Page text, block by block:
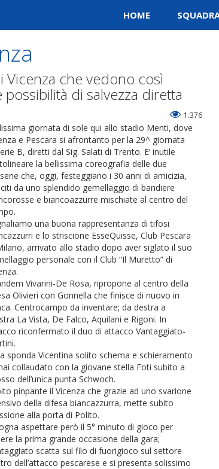
HOME
che vedono così
di salvezza diretta
1.376
giornata di sole qui allo stadio Menti, dove
e Pescara si afrontanto per la 29^ giornata
B, diretti dal Sig. Salati di Trento. E’ inutile
la bellissima coreografia delle due
che, oggi, festeggiano i 30 anni di amicizia,
da uno splendido gemellaggio di bandiere
e biancoazzurre mischiate al centro del
una buona rappresentanza di tifosi
e lo striscione EsseQuisse, Club Pescara
arrivato allo stadio dopo aver siglato il suo
personale con il Club “Il Muretto” di
Vivarini-De Rosa, ripropone al centro della
Olivieri con Gonnella che finisce di nuovo in
Centrocampo da inventare; da destra a
La Vista, De Falco, Aquilani e Rigoni. In
riconfermato il duo di attacco Vantaggiato-
sponda Vicentina solito schema e schieramento
collaudato con la giovane stella Foti subito a
dell’unica punta Schwoch.
pinpante il Vicenza che grazie ad uno svarione
della difesa biancazzurra, mette subito
alla porta di Polito.
aspettare però il 5° minuto di gioco per
la prima grande occasione della gara;
scatta sul filo di fuorigioco sul settore
dell’attacco pescarese e si presenta solissimo